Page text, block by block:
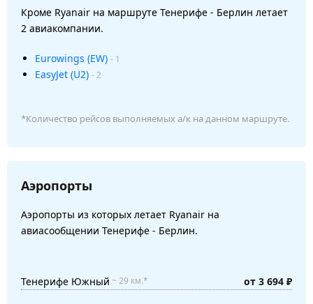
Кроме Ryanair на маршруте Тенерифе - Берлин летает
2 авиакомпании.
Eurowings (EW) - 1
EasyJet (U2) - 2
*Количество рейсов выполняемых а/к на данном маршруте.
Аэропорты
Аэропорты из которых летает Ryanair на
авиасообщении Тенерифе - Берлин.
Тенерифе Южный ~ 29 км.* от 3 694 ₽